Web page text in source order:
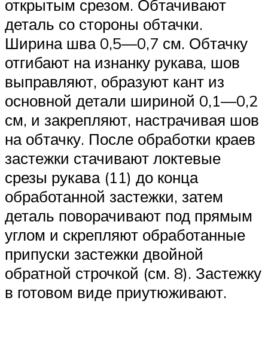
открытым срезом. Обтачивают
деталь со стороны обтачки.
Ширина шва 0,5—0,7 см. Обтачку
отгибают на изнанку рукава, шов
выправляют, образуют кант из
основной детали шириной 0,1—0,2
см, и закрепляют, настрачивая шов
на обтачку. После обработки краев
застежки стачивают локтевые
срезы рукава (11) до конца
обработанной застежки, затем
деталь поворачивают под прямым
углом и скрепляют обработанные
припуски застежки двойной
обратной строчкой (см. 8). Застежку
в готовом виде приутюживают.